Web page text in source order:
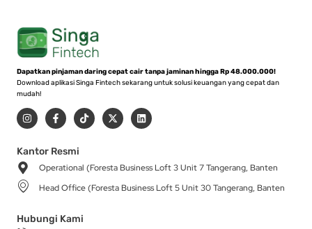
Dapatkan pinjaman daring cepat cair tanpa jaminan hingga Rp 48.000.000!
Download aplikasi Singa Fintech sekarang untuk solusi keuangan yang cepat dan
mudah!
I
n
s
a
g
r
a
m
F
a
c
b
o
-
T
i
k
X
-
t
t
r
L
i
n
i
Kantor Resmi
Operational (Foresta Business Loft 3 Unit 7 Tangerang, Banten
Head Office (Foresta Business Loft 5 Unit 30 Tangerang, Banten
Hubungi Kami